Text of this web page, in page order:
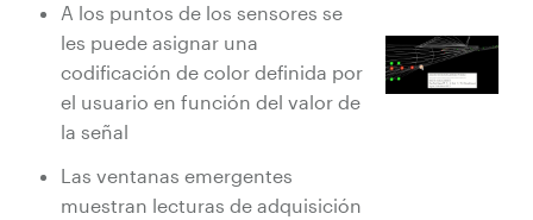
A los puntos de los sensores se
les puede asignar una
codificación de color definida por
el usuario en función del valor de
la señal
Las ventanas emergentes
muestran lecturas de adquisición